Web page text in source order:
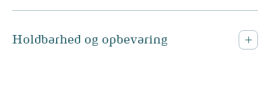
Holdbarhed og opbevaring